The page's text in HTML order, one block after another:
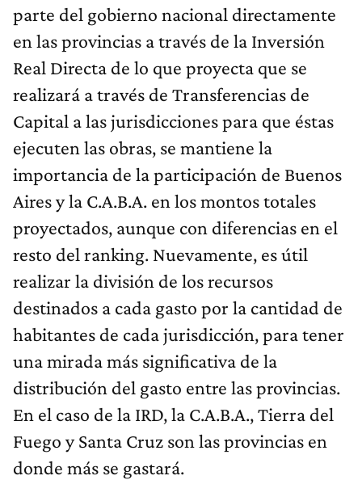
parte del gobierno nacional directamente
en las provincias a través de la Inversión
Real Directa de lo que proyecta que se
realizará a través de Transferencias de
Capital a las jurisdicciones para que éstas
ejecuten las obras, se mantiene la
importancia de la participación de Buenos
Aires y la C.A.B.A. en los montos totales
proyectados, aunque con diferencias en el
resto del ranking. Nuevamente, es útil
realizar la división de los recursos
destinados a cada gasto por la cantidad de
habitantes de cada jurisdicción, para tener
una mirada más significativa de la
distribución del gasto entre las provincias.
En el caso de la IRD, la C.A.B.A., Tierra del
Fuego y Santa Cruz son las provincias en
donde más se gastará.